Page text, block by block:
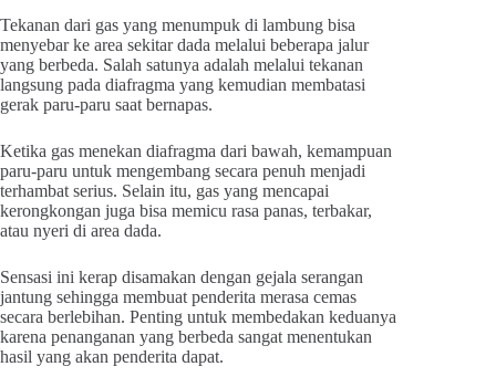
Tekanan dari gas yang menumpuk di lambung bisa
menyebar ke area sekitar dada melalui beberapa jalur
yang berbeda. Salah satunya adalah melalui tekanan
langsung pada diafragma yang kemudian membatasi
gerak paru-paru saat bernapas.
Ketika gas menekan diafragma dari bawah, kemampuan
paru-paru untuk mengembang secara penuh menjadi
terhambat serius. Selain itu, gas yang mencapai
kerongkongan juga bisa memicu rasa panas, terbakar,
atau nyeri di area dada.
Sensasi ini kerap disamakan dengan gejala serangan
jantung sehingga membuat penderita merasa cemas
secara berlebihan. Penting untuk membedakan keduanya
karena penanganan yang berbeda sangat menentukan
hasil yang akan penderita dapat.